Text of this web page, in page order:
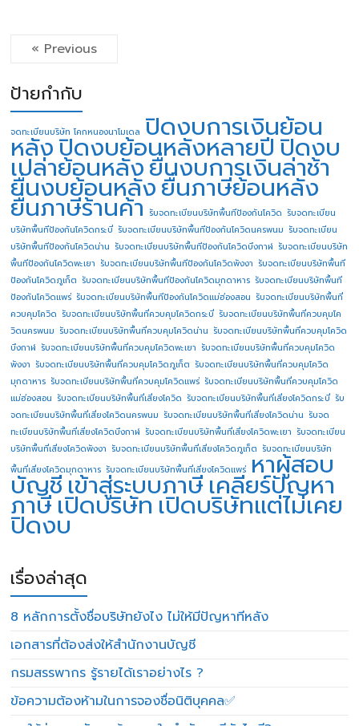
« Previous
ป้ายกำกับ
จดทะเบียนบริษัท โคกหนองนาโมเดล ปิดงบการเงินย้อน
หลังปิดงบย้อนหลังหลายปี ปิดงบ
เปล่าย้อนหลังยื่นงบการเงินล่าช้า
ยื่นงบย้อนหลังยื่นภาษีย้อนหลัง
ยื่นภาษีร้านค้า รับจดทะเบียนบริษัทพื้นทีป้องกันโควิด รับจดทะเบียน
บริษัทพื้นทีป้องกันโควิดกระบี่ รับจดทะเบียนบริษัทพื้นทีป้องกันโควิดนครพนม รับจดทะเบียน
บริษัทพื้นทีป้องกันโควิดน่าน รับจดทะเบียนบริษัทพื้นทีป้องกันโควิดบึงกาฬ รับจดทะเบียนบริษัท
พื้นทีป้องกันโควิดพะเยา รับจดทะเบียนบริษัทพื้นทีป้องกันโควิดพังงา รับจดทะเบียนบริษัทพื้นที
ป้องกันโควิดภูเก็ต รับจดทะเบียนบริษัทพื้นทีป้องกันโควิดมุกดาหาร รับจดทะเบียนบริษัทพื้นที
ป้องกันโควิดแพร่ รับจดทะเบียนบริษัทพื้นทีป้องกันโควิดแม่ฮ่องสอน รับจดทะเบียนบริษัทพื้นที่
ควบคุมโควิด รับจดทะเบียนบริษัทพื้นที่ควบคุมโควิดกระบี่ รับจดทะเบียนบริษัทพื้นที่ควบคุมโค
วิดนครพนม รับจดทะเบียนบริษัทพื้นที่ควบคุมโควิดน่าน รับจดทะเบียนบริษัทพื้นที่ควบคุมโควิด
บึงกาฬ รับจดทะเบียนบริษัทพื้นที่ควบคุมโควิดพะเยา รับจดทะเบียนบริษัทพื้นที่ควบคุมโควิด
พังงา รับจดทะเบียนบริษัทพื้นที่ควบคุมโควิดภูเก็ต รับจดทะเบียนบริษัทพื้นที่ควบคุมโควิด
มุกดาหาร รับจดทะเบียนบริษัทพื้นที่ควบคุมโควิดแพร่ รับจดทะเบียนบริษัทพื้นที่ควบคุมโควิด
แม่ฮ่องสอน รับจดทะเบียนบริษัทพื้นที่เสี่ยงโควิด รับจดทะเบียนบริษัทพื้นที่เสี่ยงโควิดกระบี่ รับ
จดทะเบียนบริษัทพื้นที่เสี่ยงโควิดนครพนม รับจดทะเบียนบริษัทพื้นที่เสี่ยงโควิดน่าน รับจด
ทะเบียนบริษัทพื้นที่เสี่ยงโควิดบึงกาฬ รับจดทะเบียนบริษัทพื้นที่เสี่ยงโควิดพะเยา รับจดทะเบียน
บริษัทพื้นที่เสี่ยงโควิดพังงา รับจดทะเบียนบริษัทพื้นที่เสี่ยงโควิดภูเก็ต รับจดทะเบียนบริษัท
พื้นที่เสี่ยงโควิดมุกดาหาร รับจดทะเบียนบริษัทพื้นที่เสี่ยงโควิดแพร่ หาผู้สอบ
บัญชี เข้าสู่ระบบภาษี เคลียร์ปัญหา
ภาษีเปิดบริษัทเปิดบริษัทแต่ไม่เคย
ปิดงบ
เรื่องล่าสุด
8 หลักการตั้งชื่อบริษัทยังไง ไม่ให้มีปัญหาทีหลัง
เอกสารที่ต้องส่งให้สำนักงานบัญชี
กรมสรรพากร รู้รายได้เราอย่างไร ?
ข้อความต้องห้ามในการจองชื่อนิติบุคคล✅